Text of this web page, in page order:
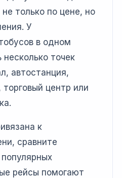
только по цене, но
У
в одном
точек
автостанция,
центр или
к
сравните
рейсы помогают